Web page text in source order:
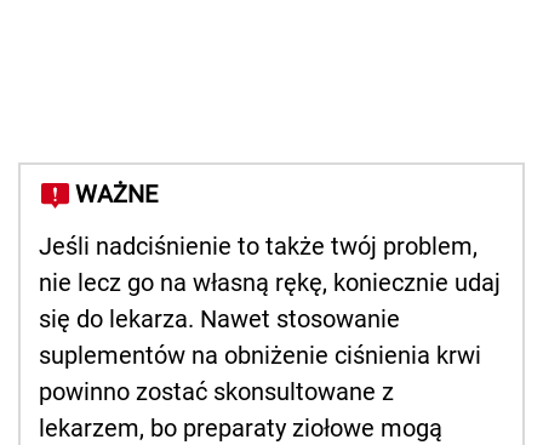
WAŻNE
Jeśli nadciśnienie to także twój problem,
nie lecz go na własną rękę, koniecznie udaj
się do lekarza. Nawet stosowanie
suplementów na obniżenie ciśnienia krwi
powinno zostać skonsultowane z
lekarzem, bo preparaty ziołowe mogą